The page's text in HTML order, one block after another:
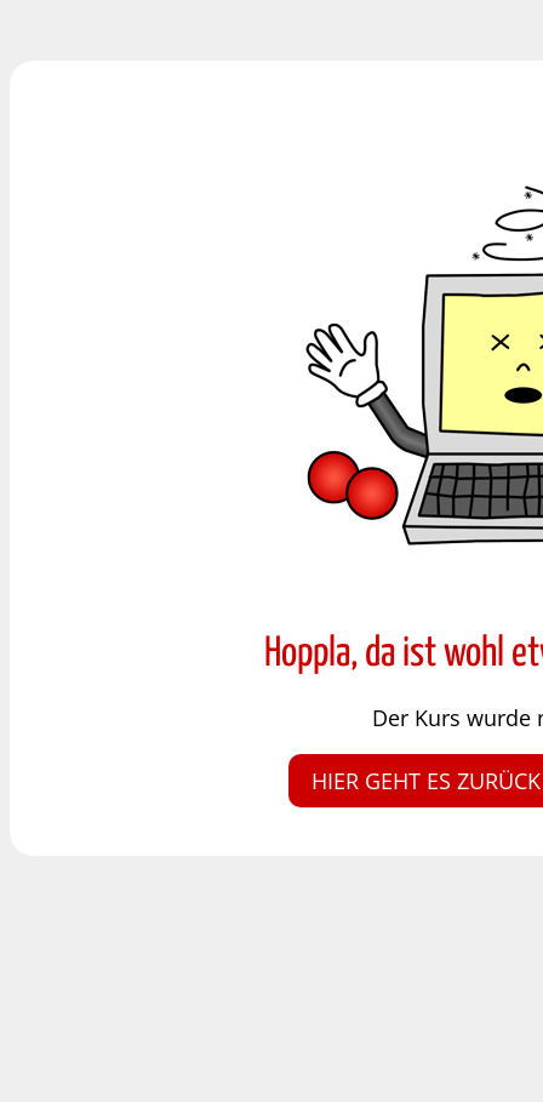
Hoppla, da ist wohl
Der Kurs wurde
HIER GEHT ES